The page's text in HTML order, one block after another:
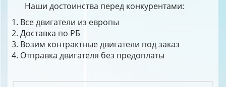
Наши достоинства перед конкурентами:
Все двигатели из европы
Доставка по РБ
Возим контрактные двигатели под заказ
Отправка двигателя без предоплаты